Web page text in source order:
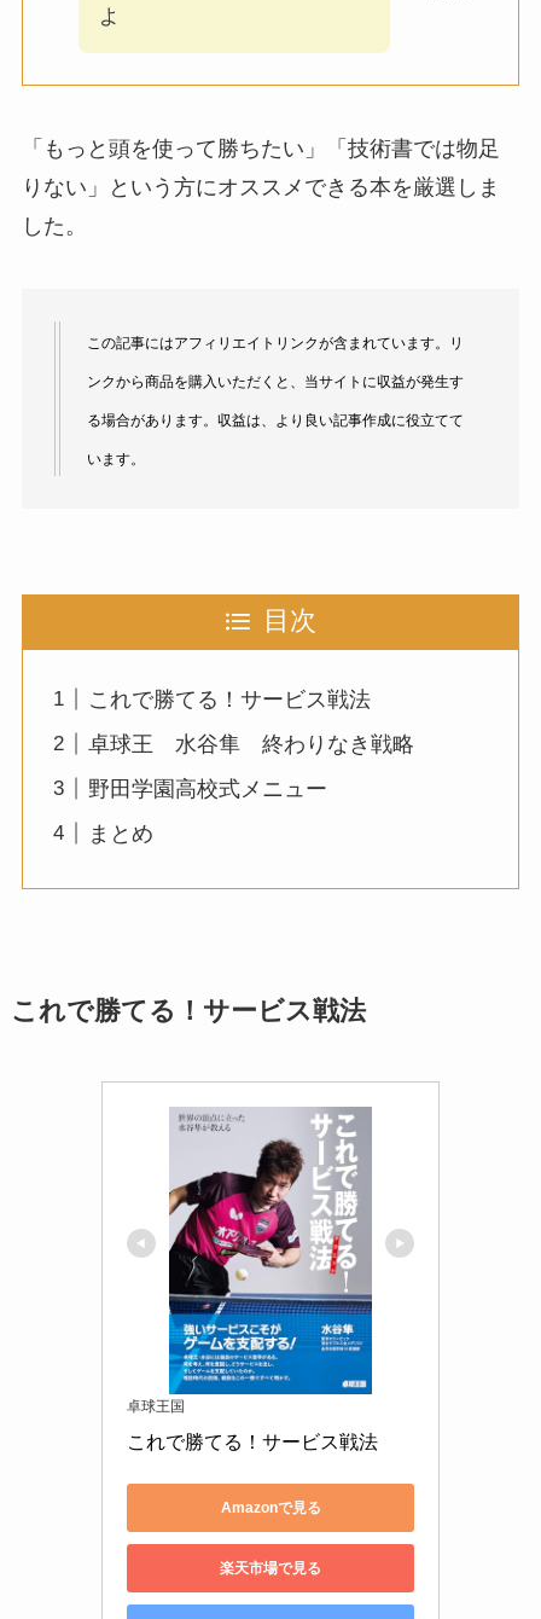
よ
「もっと頭を使って勝ちたい」「技術書では物足
りない」という方にオススメできる本を厳選しま
した。
この記事にはアフィリエイトリンクが含まれています。リ
ンクから商品を購入いただくと、当サイトに収益が発生す
る場合があります。収益は、より良い記事作成に役立てて
います。
目次
これで勝てる！サービス戦法
卓球王 水谷隼 終わりなき戦略
野田学園高校式メニュー
まとめ
これで勝てる！サービス戦法
卓球王国
これで勝てる！サービス戦法
Amazonで見る
楽天市場で見る